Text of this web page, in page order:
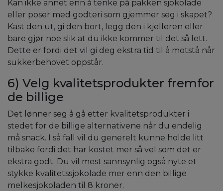
Kan ikke annet enn å tenke på pakken sjokolade
eller poser med godteri som gjemmer seg i skapet?
Kast den ut, gi den bort, legg den i kjelleren eller
bare gjør noe slik at du ikke kommer til det så lett.
Dette er fordi det vil gi deg ekstra tid til å motstå når
sukkerbehovet oppstår.
6) Velg kvalitetsprodukter fremfor
de billige
Det lønner seg å gå etter kvalitetsprodukter i
stedet for de billige alternativene når du endelig
må snack. I så fall vil du generelt kunne holde litt
tilbake fordi det har kostet mer så vel som det er
ekstra godt. Du vil mest sannsynlig også nyte et
stykke kvalitetssjokolade mer enn den billige
melkesjokoladen til 8 kroner.